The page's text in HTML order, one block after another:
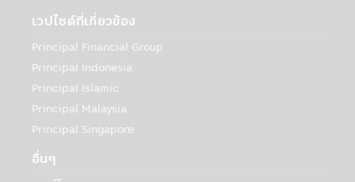
มีหน้าที่กำกับดูแล เจ้าหน้าที่ของรัฐ หรือบุคคล
ภายนอกอื่นๆ ที่มีความเกี่ยวข้องกับหมายเรียก
คำสั่งศาล หรือกระบวนการหรือข้อกำหนดทาง
กฎหมายอื่นๆ ภายใต้กฎหมายหรือกฎข้อบังคับ
หรือกฎหมายและกฎข้อบังคับของเขตอำนาจ
ศาลอื่นที่ใช้บังคับกับบริษัทจัดการหรือบริษัทใน
กลุ่มของบริษัทจัดการ ในกรณีที่บริษัทฯต้องทำ
หรือในกรณีที่บริษัทฯเชื่อโดยดุลยพินิจว่าการ
เวปไซด์ที่เกี่ยวข้อง
Principal Financial Group
Principal Indonesia
Principal Islamic
Principal Malaysia
Principal Singapore
อื่นๆ